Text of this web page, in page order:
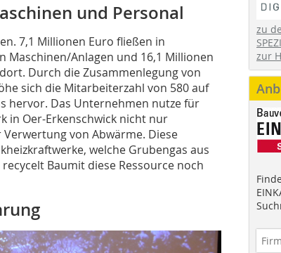
und Personal
7,1 Millionen Euro fließen in
Maschinen/Anlagen und 16,1 Millionen
Durch die Zusammenlegung von
sich die Mitarbeiterzahl von 580 auf
hervor. Das Unternehmen nutze für
in Oer-Erkenschwick nicht nur
von Abwärme. Diese
welche Grubengas aus
Baumit diese Ressource noch
zu
zur